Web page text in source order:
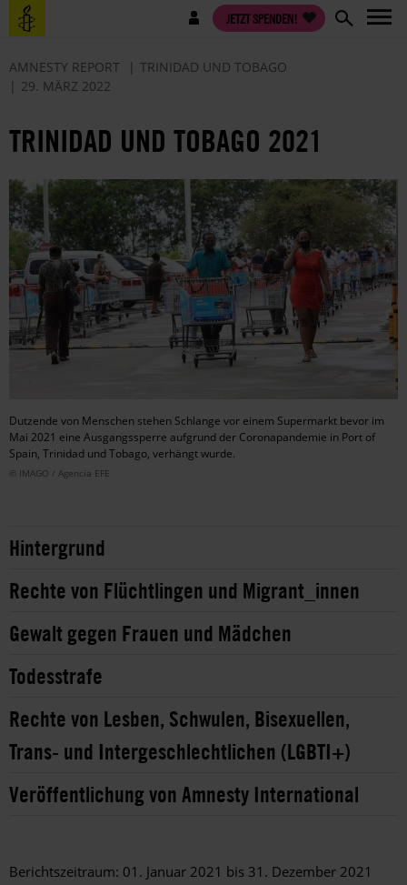
Direkt
zum
Benutzermenü JETZT SPENDEN!
AMNESTY REPORT
TRINIDAD UND TOBAGO
29. MÄRZ 2022
TRINIDAD UND TOBAGO 2021
Dutzende von Menschen stehen Schlange vor einem Supermarkt bevor im
Mai 2021 eine Ausgangssperre aufgrund der Coronapandemie in Port of
Spain, Trinidad und Tobago, verhängt wurde.
© IMAGO / Agencia EFE
Hintergrund
Rechte von Flüchtlingen und Migrant_innen
Gewalt gegen Frauen und Mädchen
Todesstrafe
Rechte von Lesben, Schwulen, Bisexuellen,
Trans- und Intergeschlechtlichen (LGBTI+)
Veröffentlichung von Amnesty International
Berichtszeitraum: 01. Januar 2021 bis 31. Dezember 2021